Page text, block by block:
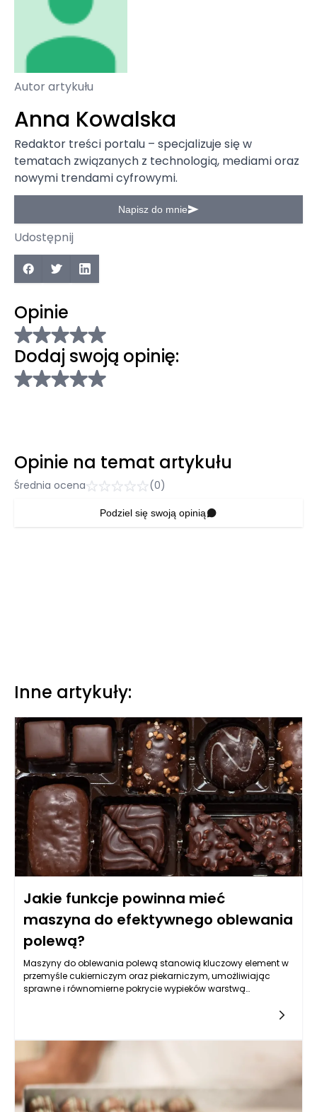
Autor artykułu
Anna Kowalska
Redaktor treści portalu – specjalizuje się w
tematach związanych z technologią, mediami oraz
nowymi trendami cyfrowymi.
Napisz do mnie
Udostępnij
Opinie
Dodaj swoją opinię:
Opinie na temat artykułu
Średnia ocena (0)
Podziel się swoją opinią
Inne artykuły:
Jakie funkcje powinna mieć
maszyna do efektywnego oblewania
polewą?
Maszyny do oblewania polewą stanowią kluczowy element w
przemyśle cukierniczym oraz piekarniczym, umożliwiając
sprawne i równomierne pokrycie wypieków warstwą
wyposażone w szereg istotnych funkcji. Na co zwrócić
szczególną uwagę przy wyborze maszyny do oblewania
polewą? Przede wszystkim, kluczowe jest dostosowanie jej do
specyfiki produkcji i rodzaju polewy, która ma być używana.